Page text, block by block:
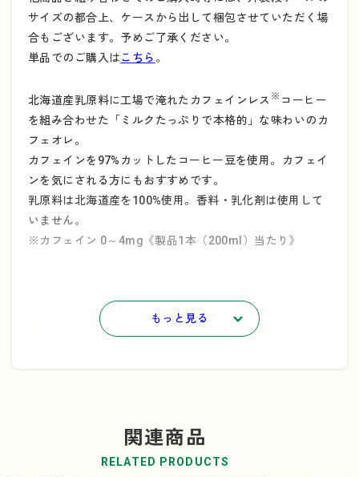
サイズの都合上、ケースから出して梱包させていただく場
合もございます。予めご了承ください。
単品でのご購入はこちら 。
北海道産乳原料に工場で淹れたカフェインレス ※ コーヒー
を組み合わせた「ミルクたっぷりで本格的」な味わいのカ
フェオレ。
カフェインを97%カットしたコーヒー豆を使用。カフェイ
ンを気にされる方にもおすすめです。
乳原料は北海道産を100%使用。香料・乳化剤は使用して
いません。
※カフェイン 0～4mg《製品1本（200ml）当たり》
環境にやさしい容器にリニューアル！
・よつ葉オレ（チルドカップ）シリーズのオーバーキャッ
プを外すことで、プラスチックの使用量を削減しました。
生可能な有機資源を使用するプラスチック
もっと見る
関連商品
RELATED PRODUCTS